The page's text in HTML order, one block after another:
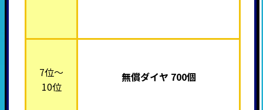
7位～
10位
無償ダイヤ 700個